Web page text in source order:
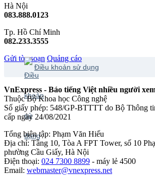
Hà Nội
083.888.0123
Tp. Hồ Chí Minh
082.233.3555
Gửi tòa soạn Quảng cáo
Điều khoản sử dụng
VnExpress - Báo tiếng Việt nhiều người
Thuộc Bộ Khoa học Công nghệ
Số giấy phép: 548/GP-BTTTT do Bộ Thông
cấp ngày 24/08/2021
Tổng biên tập: Phạm Văn Hiếu
Địa chỉ: Tầng 10, Tòa A FPT Tower, số 10
phường Cầu Giấy, Hà Nội
Điện thoại: 024 7300 8899 - máy lẻ 4500
Email: webmaster@vnexpress.net